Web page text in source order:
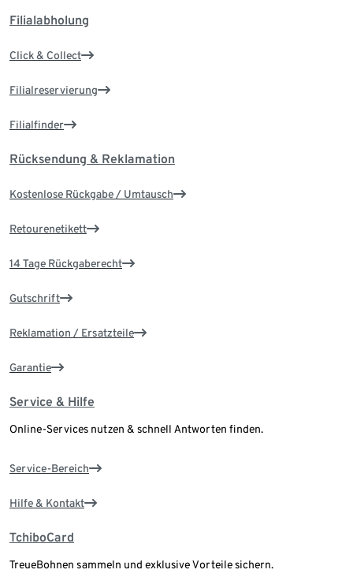
Filialabholung
Click & Collect
Filialreservierung
Filialfinder
Rücksendung & Reklamation
Kostenlose Rückgabe / Umtausch
Retourenetikett
14 Tage Rückgaberecht
Gutschrift
Reklamation / Ersatzteile
Garantie
Service & Hilfe
Online-Services nutzen & schnell Antworten finden.
Service-Bereich
Hilfe & Kontakt
TchiboCard
TreueBohnen sammeln und exklusive Vorteile sichern.